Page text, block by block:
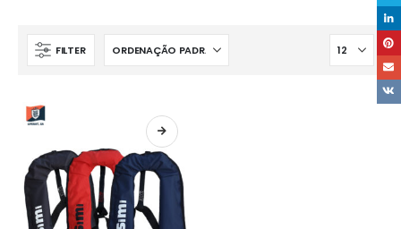
FILTER